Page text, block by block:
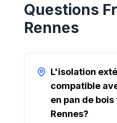
Questions
Rennes
L'isolation
compatible
en pan de
Rennes?